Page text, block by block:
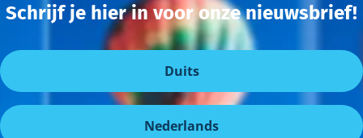
Schrijf je hier in voor onze nieuwsbrief!
Duits
Nederlands